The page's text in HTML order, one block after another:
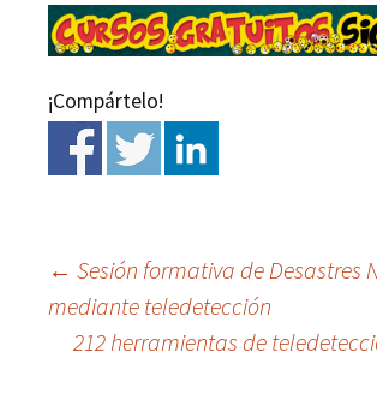
¡Compártelo!
Ir
← Sesión formativa de Desastres
mediante teledetección
212 herramientas de